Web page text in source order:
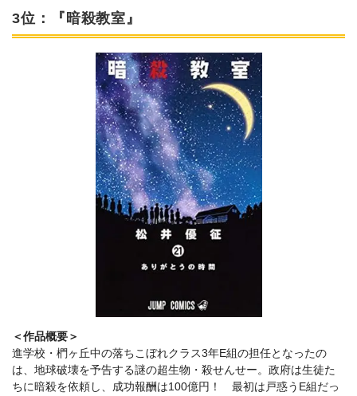
3位：『暗殺教室』
＜作品概要＞
進学校・椚ヶ丘中の落ちこぼれクラス3年E組の担任となったの
は、地球破壊を予告する謎の超生物・殺せんせー。政府は生徒た
ちに暗殺を依頼し、成功報酬は100億円！ 最初は戸惑うE組だっ